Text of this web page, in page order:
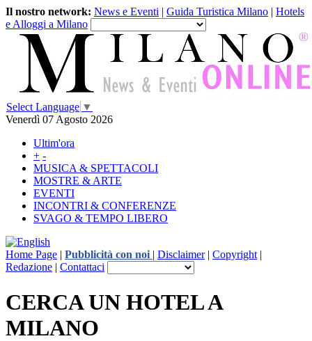
Il nostro network: News e Eventi | Guida Turistica Milano | Hotels
e Alloggi a Milano
Select Language ▼
Venerdì 07 Agosto 2026
Ultim'ora
+ -
MUSICA & SPETTACOLI
MOSTRE & ARTE
EVENTI
INCONTRI & CONFERENZE
SVAGO & TEMPO LIBERO
Home Page | Pubblicità con noi | Disclaimer| Copyright |
Redazione | Contattaci
CERCA UN HOTEL A
MILANO